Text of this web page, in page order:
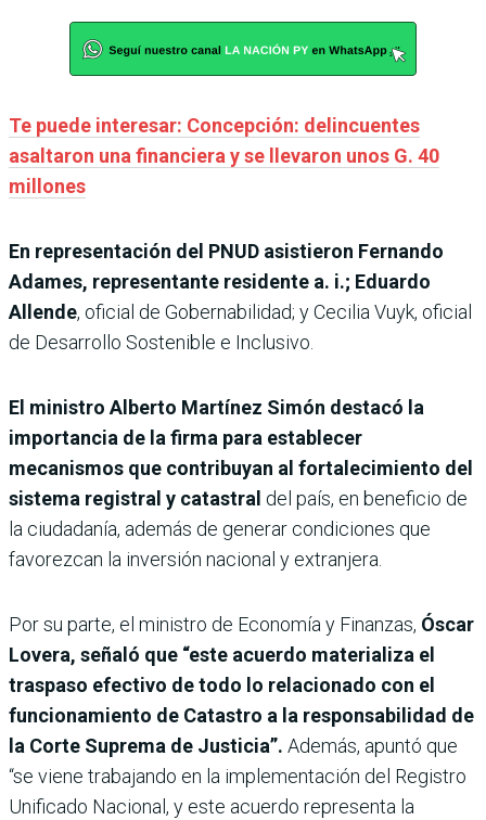
Te puede interesar: Concepción: delincuentes
asaltaron una financiera y se llevaron unos G. 40
millones
En representación del PNUD asistieron Fernando
Adames, representante residente a. i.; Eduardo
Allende, oficial de Gobernabilidad; y Cecilia Vuyk, oficial
de Desarrollo Sostenible e Inclusivo.
El ministro Alberto Martínez Simón destacó la
importancia de la firma para establecer
mecanismos que contribuyan al fortalecimiento del
sistema registral y catastral del país, en beneficio de
la ciudadanía, además de generar condiciones que
favorezcan la inversión nacional y extranjera.
Por su parte, el ministro de Economía y Finanzas, Óscar
Lovera, señaló que “este acuerdo materializa el
traspaso efectivo de todo lo relacionado con el
funcionamiento de Catastro a la responsabilidad de
la Corte Suprema de Justicia”. Además, apuntó que
“se viene trabajando en la implementación del Registro
Unificado Nacional, y este acuerdo representa la